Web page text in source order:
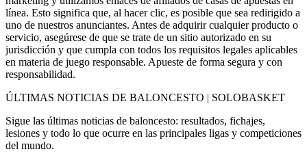
línea. Esto significa que, al hacer clic, es posible que sea redirigido a
uno de nuestros anunciantes. Antes de adquirir cualquier producto o
servicio, asegúrese de que se trate de un sitio autorizado en su
jurisdicción y que cumpla con todos los requisitos legales aplicables
en materia de juego responsable. Apueste de forma segura y con
responsabilidad.
ÚLTIMAS NOTICIAS DE BALONCESTO | SOLOBASKET
Sigue las últimas noticias de baloncesto: resultados, fichajes,
lesiones y todo lo que ocurre en las principales ligas y competiciones
del mundo.